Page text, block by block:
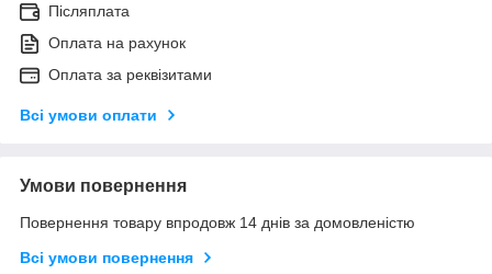
Післяплата
Оплата на рахунок
Оплата за реквізитами
Всі умови оплати
Умови повернення
Повернення товару впродовж 14 днів за домовленістю
Всі умови повернення